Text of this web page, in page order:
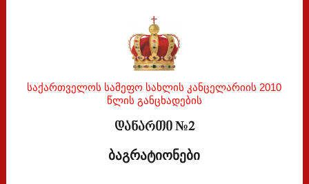
საქართველოს სამეფო სახლის კანცელარიის 2010
წლის განცხადების
დანართი №2
ბაგრატიონები